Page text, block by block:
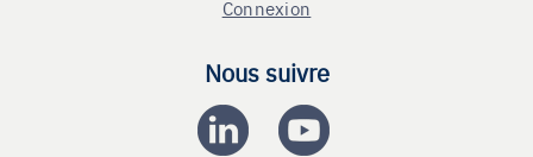
Connexion
Nous suivre